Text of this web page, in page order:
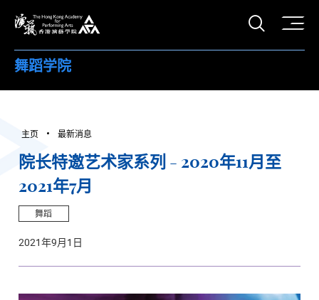
打开
舞蹈学院
主页 最新消息
院长特邀艺术家系列 - 2020年11月至
2021年7月
舞蹈
2021年9月1日